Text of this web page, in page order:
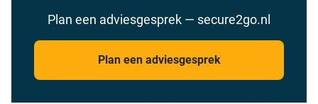
Plan een adviesgesprek — secure2go.nl
Plan een adviesgesprek